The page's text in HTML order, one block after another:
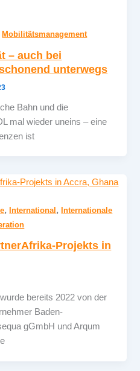
Mobilitätsmanagement
– auch bei
unterwegs
Bahn und die
mal wieder uneins – eine
ist
,International,Internationale
Projekts in
bereits 2022 von der
Baden-
gGmbH und Arqum